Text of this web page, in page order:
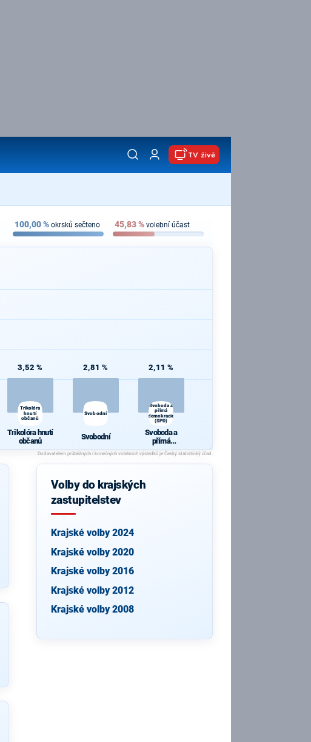
TV živě
100,00% okrsků sečteno 45,83% volební účast
3,52 %
Trikolóra
hnutí
občanů
Trikolóra hnutí
občanů
2,81 %
Svobodní
Svobodní
2,11 %
Svoboda a
přímá
demokracie
(SPD)
Svoboda a
přímá
demokracie
(SPD)
Volby do krajských
zastupitelstev
Krajské volby 2024
Krajské volby 2020
Krajské volby 2016
Krajské volby 2012
Krajské volby 2008